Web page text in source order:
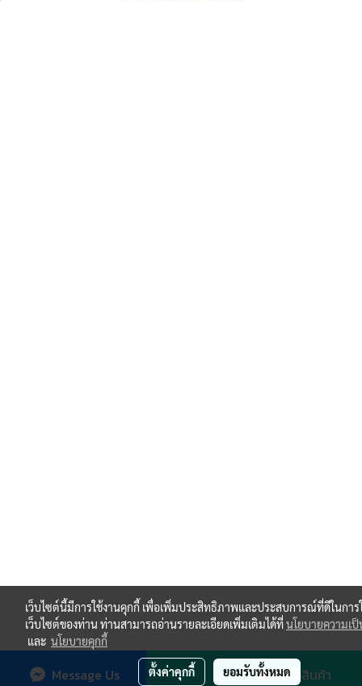
สั่งซื้อสินค้า
Message Us
เว็บไซต์นี้มีการใช้งานคุกกี้ เพื่อเพิ่มประสิทธิภาพและประสบการณ์ที่ดีในการ
เว็บไซต์ของท่าน ท่านสามารถอ่านรายละเอียดเพิ่มเติมได้ที่นโยบายความเ
และ นโยบายคุกกี้
ตั้งค่าคุกกี้ ยอมรับทั้งหมด